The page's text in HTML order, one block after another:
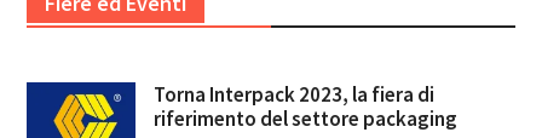
Torna Interpack 2023, la fiera di
riferimento del settore packaging